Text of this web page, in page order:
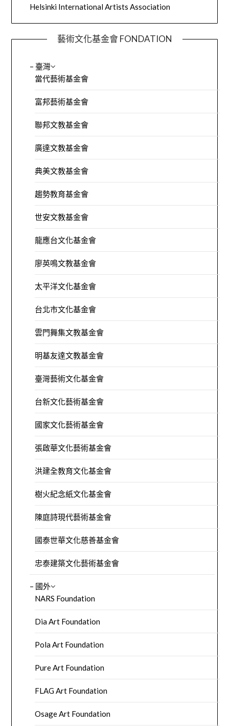
Helsinki International Artists Association
藝術文化基金會 FONDATION
– 臺灣
當代藝術基金會
富邦藝術基金會
聯邦文教基金會
廣達文教基金會
典美文教基金會
趨勢教育基金會
世安文教基金會
龍應台文化基金會
廖英鳴文教基金會
太平洋文化基金會
台北市文化基金會
雲門舞集文教基金會
明基友達文教基金會
臺灣藝術文化基金會
台新文化藝術基金會
國家文化藝術基金會
張啟華文化藝術基金會
洪建全教育文化基金會
樹火紀念紙文化基金會
陳庭詩現代藝術基金會
國泰世華文化慈善基金會
忠泰建築文化藝術基金會
– 國外
NARS Foundation
Dia Art Foundation
Pola Art Foundation
Pure Art Foundation
FLAG Art Foundation
Osage Art Foundation